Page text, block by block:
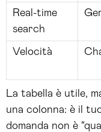
Real-time
search
Velocità
La tabella è utile,
una colonna: è il
domanda non è